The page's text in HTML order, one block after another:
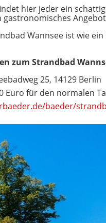
hier jeder ein
Wannsee ist wie
zum Strandbad
25, 14129 Berlin
Euro für den normalen
baeder/